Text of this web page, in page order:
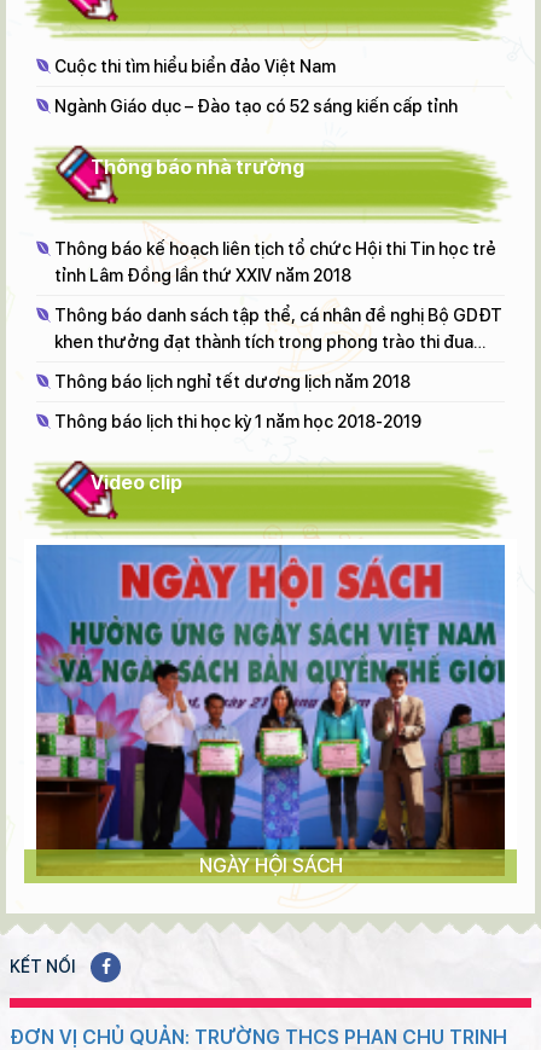
Cuộc thi tìm hiểu biển đảo Việt Nam
Ngành Giáo dục – Đào tạo có 52 sáng kiến cấp tỉnh
Thông báo nhà trường
Thông báo kế hoạch liên tịch tổ chức Hội thi Tin học trẻ
tỉnh Lâm Đồng lần thứ XXIV năm 2018
Thông báo danh sách tập thể, cá nhân đề nghị Bộ GDĐT
khen thưởng đạt thành tích trong phong trào thi đua
"Đổi mới, sáng tạo trong dạy và học" NH 2017 - 2018
Thông báo lịch nghỉ tết dương lịch năm 2018
Thông báo lịch thi học kỳ 1 năm học 2018-2019
Video clip
NGÀY HỘI SÁCH
KẾT NỐI
ĐƠN VỊ CHỦ QUẢN: TRƯỜNG THCS PHAN CHU TRINH